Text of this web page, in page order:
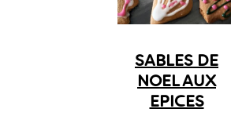
SABLES DE
NOEL AUX
EPICES